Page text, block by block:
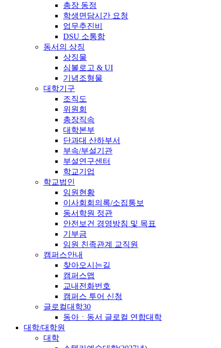
총장 동정
학생면담시간 요청
업무추진비
DSU 소통함
동서의 상징
상징물
심볼로고 & UI
기념조형물
대학기구
조직도
위원회
총장직속
대학본부
단과대 산하부서
부속/부설기관
부설연구센터
학교기업
학교법인
임원현황
이사회회의록/소집통보
동서학원 정관
안전보건 경영방침 및 목표
기부금
임원 친족관계 교직원
캠퍼스안내
찾아오시는길
캠퍼스맵
교내전화번호
캠퍼스 투어 신청
글로컬대학30
동아ㆍ동서 글로컬 연합대학
대학/대학원
대학